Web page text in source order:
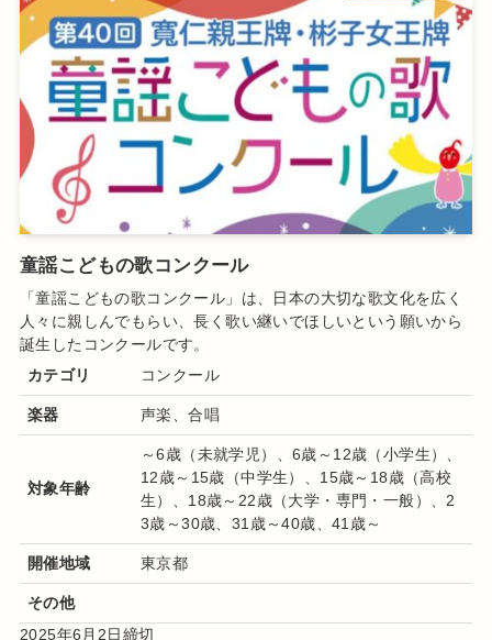
童謡こどもの歌コンクール
「童謡こどもの歌コンクール」は、日本の大切な歌文化を広く
人々に親しんでもらい、長く歌い継いでほしいという願いから
誕生したコンクールです。
カテゴリ
コンクール
楽器 声楽、合唱
対象年齢
～6歳（未就学児）、6歳～12歳（小学生）、
12歳～15歳（中学生）、15歳～18歳（高校
生）、18歳～22歳（大学・専門・一般）、2
3歳～30歳、31歳～40歳、41歳～
開催地域 東京都
その他
2025年6月2日締切